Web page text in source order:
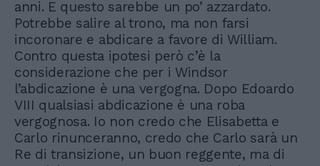
anni. E questo sarebbe un po’ azzardato.
Potrebbe salire al trono, ma non farsi
incoronare e abdicare a favore di William.
Contro questa ipotesi però c’è la
considerazione che per i Windsor
l’abdicazione è una vergogna. Dopo Edoardo
VIII qualsiasi abdicazione è una roba
vergognosa. Io non credo che Elisabetta e
Carlo rinunceranno, credo che Carlo sarà un
Re di transizione, un buon reggente, ma di